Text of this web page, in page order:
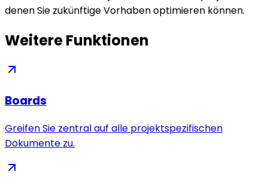
denen Sie zukünftige Vorhaben optimieren können.
Weitere Funktionen
Boards
Greifen Sie zentral auf alle projektspezifischen
Dokumente zu.